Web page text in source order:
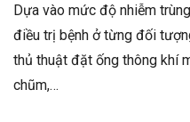
Dựa vào mức độ nhiễm
điều trị bệnh ở từng đối
thủ thuật đặt ống thông khí
chũm,…